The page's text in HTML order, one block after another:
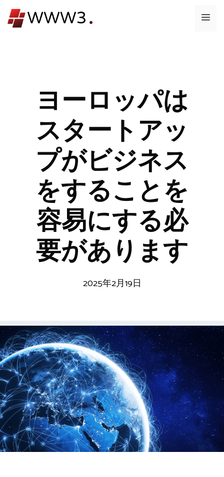
ン
メ
ヨーロッパは
スタートアッ
プがビジネス
をすることを
容易にする必
要があります
2025年2月19日